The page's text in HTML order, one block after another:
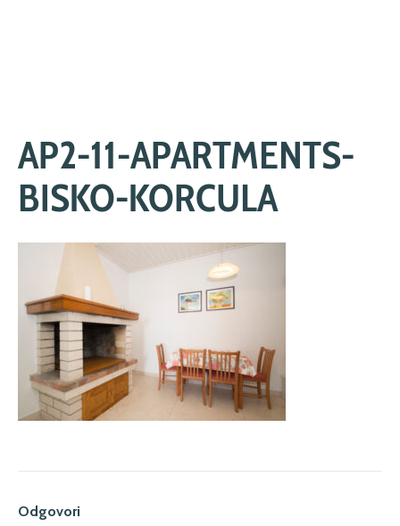
AP2-11-APARTMENTS-
BISKO-KORCULA
Odgovori